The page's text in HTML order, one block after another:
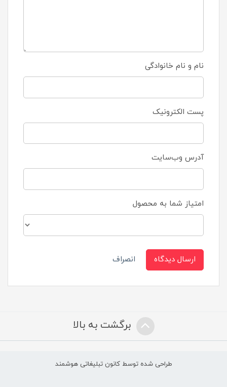
نام و نام خانوادگی
پست الکترونیک
آدرس وب‌سایت
امتیاز شما به محصول
ارسال دیدگاه انصراف
برگشت به بالا
طراحی شده توسط کانون تبلیغاتی هوشمند